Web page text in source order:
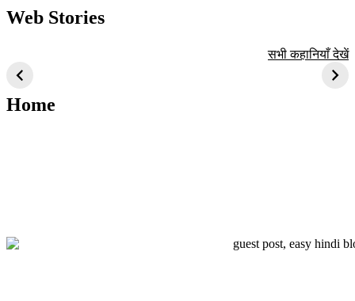
Web Stories
तकनीक जो आपको
2024 के लिए सीखनी
चाहिए
ऐतिहासिक स्थान
सभी कहानियाँ देखें
Home